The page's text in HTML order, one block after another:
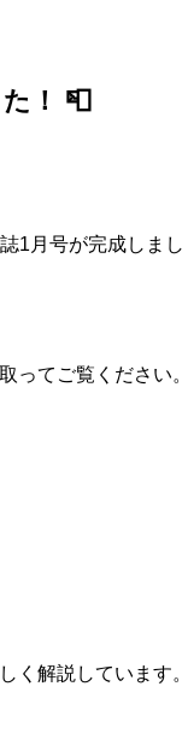
！ 📮
1月号が完成しまし
ってご覧ください。
く解説しています。